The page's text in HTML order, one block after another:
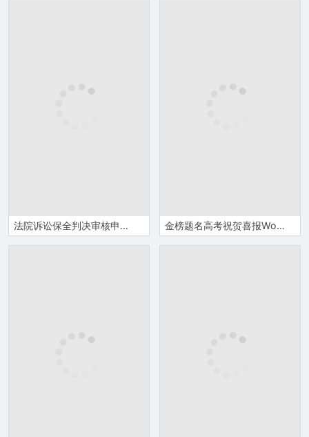
法院诉讼保全判决审核申请书word模板 金榜题名高考祝贺喜报Word模板